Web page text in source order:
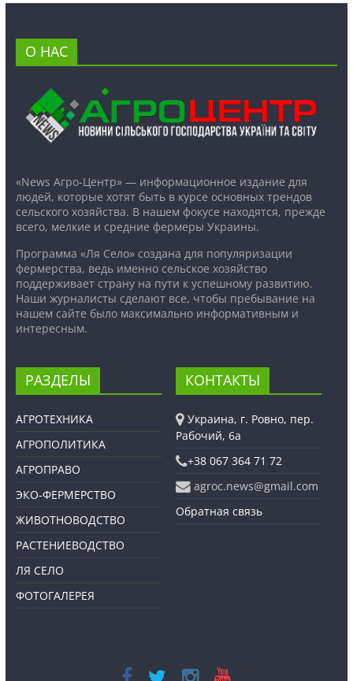
О НАС
«News Агро-Центр» — информационное издание для
людей, которые хотят быть в курсе основных трендов
сельского хозяйства. В нашем фокусе находятся, прежде
всего, мелкие и средние фермеры Украины.
Программа «Ля Село» создана для популяризации
фермерства, ведь именно сельское хозяйство
поддерживает страну на пути к успешному развитию.
Наши журналисты сделают все, чтобы пребывание на
нашем сайте было максимально информативным и
интересным.
РАЗДЕЛЫ
АГРОТЕХНИКА
АГРОПОЛИТИКА
АГРОПРАВО
ЭКО-ФЕРМЕРСТВО
ЖИВОТНОВОДСТВО
РАСТЕНИЕВОДСТВО
ЛЯ СЕЛО
ФОТОГАЛЕРЕЯ
КОНТАКТЫ
Украина, г. Ровно, пер.
Рабочий, 6а
+38 067 364 71 72
agroc.news@gmail.com
Обратная связь